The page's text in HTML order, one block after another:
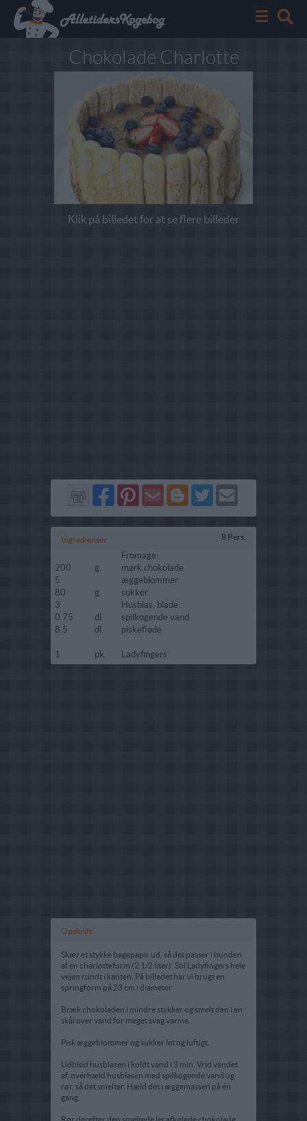
Chokolade Charlotte
Klik på billedet for at se flere billeder
Del
på
Del
på
Send
via
Del
på
Del
på
Send
Ingredienser 8 Pers.
Fromage:
200
g.
mørk chokolade
5
æggeblommer
80
g.
sukker
3
Husblas, blade
0.75
dl.
spilkogende vand
8.5
dl. piskefløde
1 pk. Ladyfingers
Opskrift
Skær et stykke bagepapir ud, så det passer i bunden
af en charlotteform (2 1/2 liter). Stil Ladyfingers hele
vejen rundt i kanten. På billedet har vi brugt en
springform på 23 cm i diameter
Bræk chokoladen i mindre stykker og smelt den i en
skål over vand for meget svag varme.
Pisk æggeblommer og sukker let og luftigt.
Udblød husblasen i koldt vand i 3 min. Vrid vandet
af, overhæld husblasen med spilkogende vand og
rør, så det smelter. Hæld det i æggemassen på én
gang.